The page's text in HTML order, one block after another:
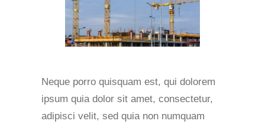
Neque porro quisquam est, qui dolorem
ipsum quia dolor sit amet, consectetur,
adipisci velit, sed quia non numquam